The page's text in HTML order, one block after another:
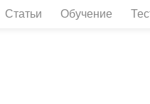
Статьи Обучение